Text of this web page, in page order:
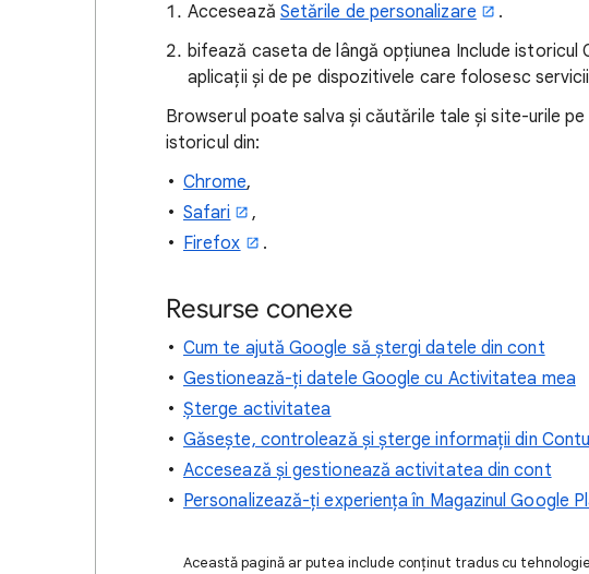
Accesează Setările de personalizare
.
bifează caseta de lângă opțiunea Include
aplicații și de pe dispozitivele care folosesc
Browserul poate salva și căutările tale și site-urile
istoricul din:
Chrome,
Safari
,
Firefox
.
Resurse conexe
Cum te ajută Google să ștergi datele din cont
Gestionează-ți datele Google cu Activitatea mea
Șterge activitatea
Găsește, controlează și șterge informații din
Accesează și gestionează activitatea din cont
Personalizează-ți experiența în Magazinul Google
Această pagină ar putea include conținut tradus cu